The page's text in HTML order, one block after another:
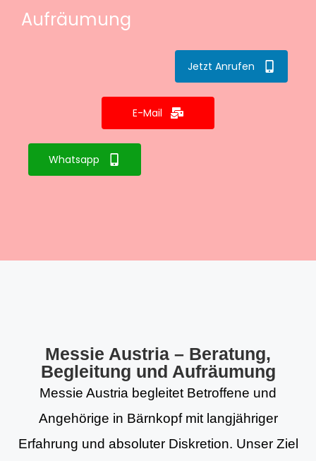
Aufräumung
Jetzt Anrufen
E-Mail
Whatsapp
Messie Austria – Beratung,
Begleitung und Aufräumung
Messie Austria begleitet Betroffene und
Angehörige in Bärnkopf mit langjähriger
Erfahrung und absoluter Diskretion. Unser Ziel